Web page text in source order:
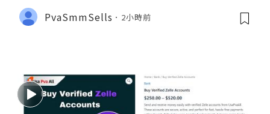
PvaSmmSells 2小時前